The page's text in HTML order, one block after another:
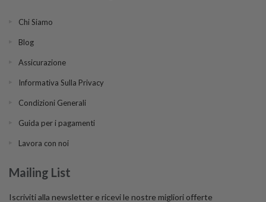
Chi Siamo
Blog
Assicurazione
Informativa Sulla Privacy
Condizioni Generali
Guida per i pagamenti
Lavora con noi
Mailing List
Iscriviti alla newsletter e ricevi le nostre migliori offerte